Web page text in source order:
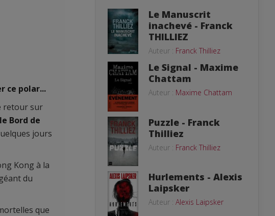
ce polar...
retour sur
Bord de
jours
Kong à la
du
que
Le Manuscrit
inachevé - Franck
THILLIEZ
Auteur : Franck Thilliez
Le Signal - Maxime
Chattam
Auteur : Maxime Chattam
Puzzle - Franck
Thilliez
Auteur : Franck Thilliez
Hurlements - Alexis
Laipsker
Auteur : Alexis Laipsker